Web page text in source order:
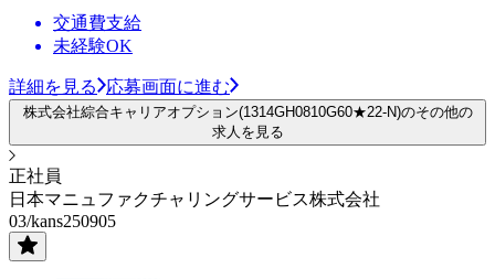
交通費支給
未経験OK
詳細を見る 応募画面に進む
株式会社綜合キャリアオプション(1314GH0810G60★22-N)のその他の
求人を見る
正社員
日本マニュファクチャリングサービス株式会社
03/kans250905